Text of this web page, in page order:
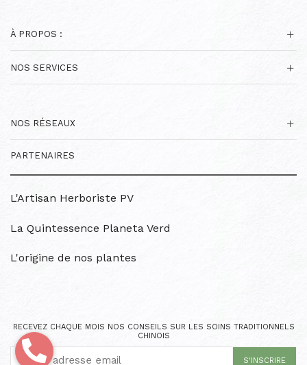
À PROPOS :
NOS SERVICES
NOS RÉSEAUX
PARTENAIRES
L'Artisan Herboriste PV
La Quintessence Planeta Verd
L'origine de nos plantes
RECEVEZ CHAQUE MOIS NOS CONSEILS SUR LES SOINS TRADITIONNELS
CHINOIS